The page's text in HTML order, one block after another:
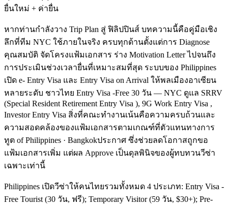
ยื่นใหม่ + ค่ายื่น
หากท่านกำลังวาง Trip Plan สู่ ฟิลิปปินส์ บทความนี้คือคู่มือเชิง
ลึกที่ทีม NYC ใช้ภายในจริง ครบทุกด้านตั้งแต่การ Diagnose
คุณสมบัติ จัดโครงแฟ้มเอกสาร ร่าง Motivation Letter ไปจนถึง
การประเมินช่วงเวลายื่นที่เหมาะสมที่สุด ระบบของ Philippines
เปิด e- Entry Visa และ Entry Visa on Arrival ให้พลเมืองอาเซียน
หลายระดับ ชาวไทย Entry Visa -Free 30 วัน — NYC ดูแล SRRV
(Special Resident Retirement Entry Visa ), 9G Work Entry Visa ,
Investor Entry Visa สิ่งที่คณะทำงานเน้นคือความครบถ้วนและ
ความสอดคล้องของแฟ้มเอกสารตามเกณฑ์ที่ตัวแทนทางการ
ทูต of Philippines · Bangkokประกาศ ซึ่งช่วยลดโอกาสถูกขอ
แฟ้มเอกสารเพิ่ม แต่ผล Approve เป็นดุลพินิจของผู้ทบทวนวีซ่า
เฉพาะเท่านี้
Philippines เปิดวีซ่าให้คนไทยรวมทั้งหมด 4 ประเภท: Entry Visa -
Free Tourist (30 วัน, ฟรี); Temporary Visitor (59 วัน, $30+); Pre-